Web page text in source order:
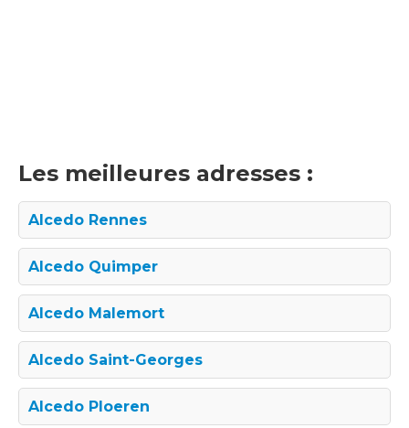
Les meilleures adresses :
Alcedo Rennes
Alcedo Quimper
Alcedo Malemort
Alcedo Saint-Georges
Alcedo Ploeren